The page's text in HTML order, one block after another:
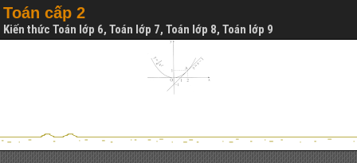
Toán cấp 2
Kiến thức Toán lớp 6, Toán lớp 7, Toán lớp 8, Toán lớp 9